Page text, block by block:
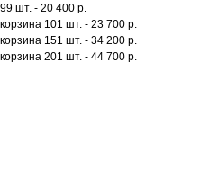
99 шт. - 20 400 р.
корзина 101 шт. - 23 700 р.
корзина 151 шт. - 34 200 р.
корзина 201 шт. - 44 700 р.